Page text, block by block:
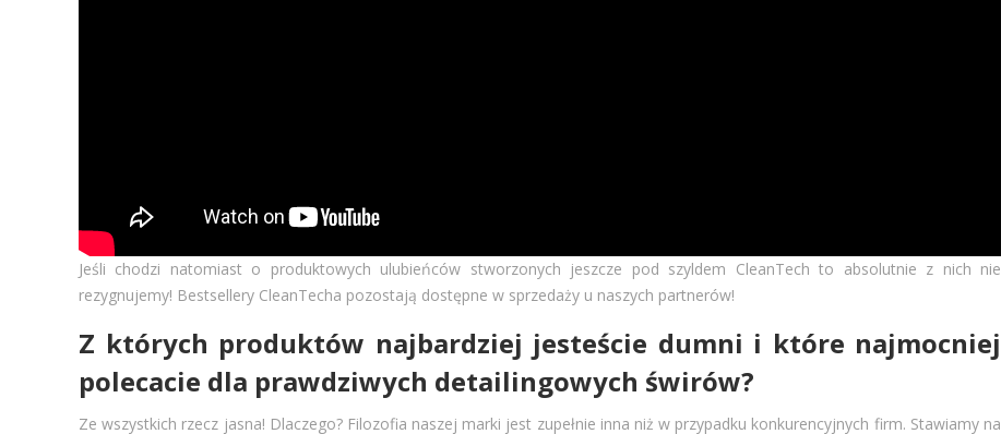
Jeśli chodzi natomiast o produktowych ulubieńców stworzonych jeszcze pod szyldem CleanTech to absolutnie z nich nie
rezygnujemy! Bestsellery CleanTecha pozostają dostępne w sprzedaży u naszych partnerów!
Z których produktów najbardziej jesteście dumni i które najmocniej
polecacie dla prawdziwych detailingowych świrów?
Ze wszystkich rzecz jasna! Dlaczego? Filozofia naszej marki jest zupełnie inna niż w przypadku konkurencyjnych firm. Stawiamy na